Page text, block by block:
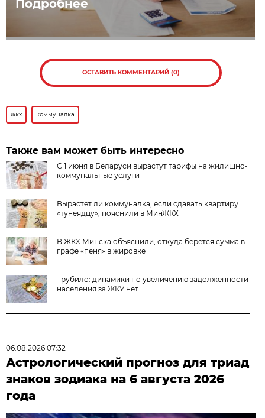
Подробнее
ОСТАВИТЬ КОММЕНТАРИЙ (0)
жкх коммуналка
Также вам может быть интересно
С 1 июня в Беларуси вырастут тарифы на жилищно-
коммунальные услуги
Вырастет ли коммуналка, если сдавать квартиру
«тунеядцу», пояснили в МинЖКХ
В ЖКХ Минска объяснили, откуда берется сумма в
графе «пеня» в жировке
Трубило: динамики по увеличению задолженности
населения за ЖКУ нет
06.08.2026 07:32
Астрологический прогноз для триад
знаков зодиака на 6 августа 2026
года